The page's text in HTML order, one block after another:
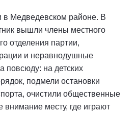
в Медведевском районе. В
вышли члены местного
отделения партии,
и неравнодушные
повсюду: на детских
подмели остановки
очистили общественные
внимание месту, где играют